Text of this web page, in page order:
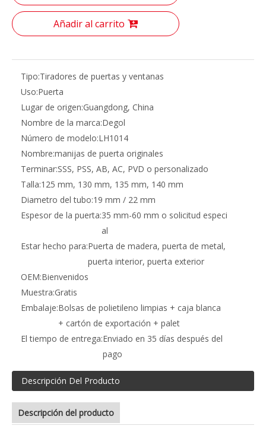
Añadir al carrito
Tipo:Tiradores de puertas y ventanas
Uso:Puerta
Lugar de origen:Guangdong, China
Nombre de la marca:Degol
Número de modelo:LH1014
Nombre:manijas de puerta originales
Terminar:SSS, PSS, AB, AC, PVD o personalizado
Talla:125 mm, 130 mm, 135 mm, 140 mm
Diametro del tubo:19 mm / 22 mm
Espesor de la puerta:35 mm-60 mm o solicitud especi
al
Estar hecho para:Puerta de madera, puerta de metal,
puerta interior, puerta exterior
OEM:Bienvenidos
Muestra:Gratis
Embalaje:Bolsas de polietileno limpias + caja blanca
+ cartón de exportación + palet
El tiempo de entrega:Enviado en 35 días después del
pago
Descripción Del Producto
Descripción del producto